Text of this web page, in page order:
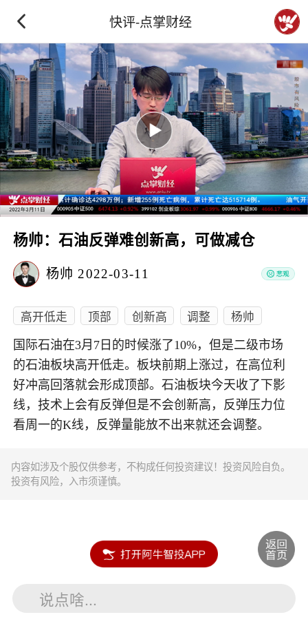
快评-点掌财经
杨帅：石油反弹难创新高，可做减仓
杨帅 2022-03-11
高开低走 顶部 创新高 调整 杨帅
国际石油在3月7日的时候涨了10%，但是二级市场
的石油板块高开低走。板块前期上涨过，在高位利
好冲高回落就会形成顶部。石油板块今天收了下影
线，技术上会有反弹但是不会创新高，反弹压力位
看周一的K线，反弹量能放不出来就还会调整。
内容如涉及个股仅供参考，不构成任何投资建议！投资风险自负。
投资有风险，入市须谨慎。
说点啥...